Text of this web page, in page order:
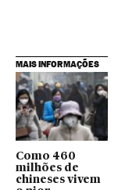
MAIS INFORMAÇÕES
Como 460
milhões de
chineses vivem